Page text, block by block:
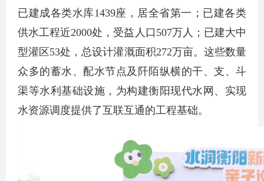
已建成各类水库1439座，居全省第一；已建各类
供水工程近2000处，受益人口507万人；已建大中
型灌区53处，总设计灌溉面积272万亩。这些数量
众多的蓄水、配水节点及阡陌纵横的干、支、斗
渠等水利基础设施，为构建衡阳现代水网、实现
水资源调度提供了互联互通的工程基础。